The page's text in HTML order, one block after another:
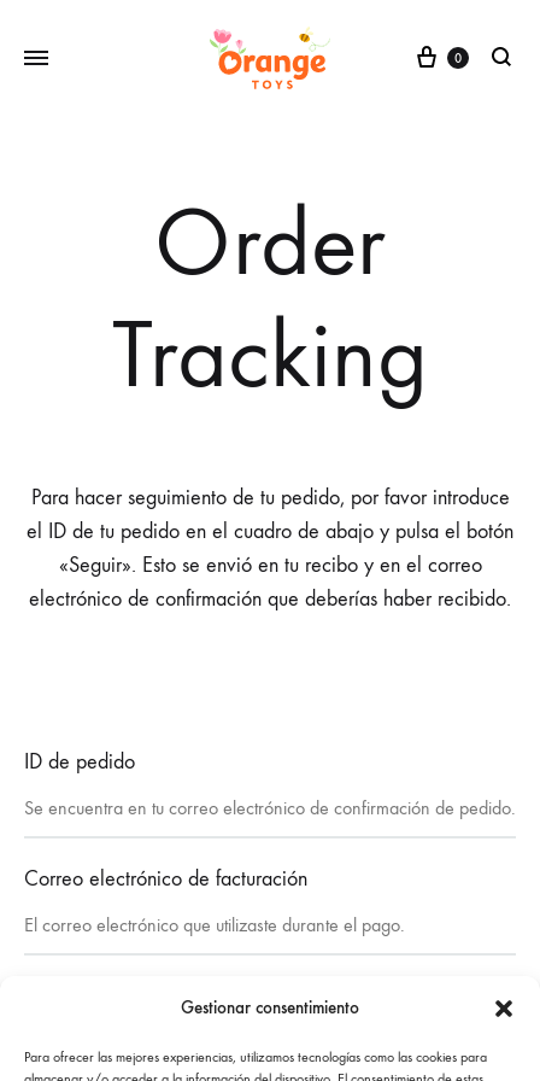
Gestionar consentimiento
Para ofrecer las mejores experiencias, utilizamos tecnologías como las cookies para
Cesta
0
buscar
Order
Tracking
Para hacer seguimiento de tu pedido, por favor introduce
el ID de tu pedido en el cuadro de abajo y pulsa el botón
«Seguir». Esto se envió en tu recibo y en el correo
electrónico de confirmación que deberías haber recibido.
ID de pedido
Correo electrónico de facturación